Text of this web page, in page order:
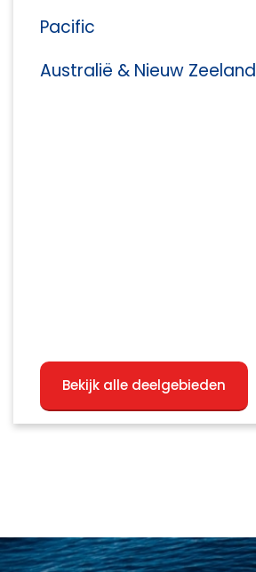
Pacific
Australië & Nieuw Zeeland
Bekijk alle deelgebieden